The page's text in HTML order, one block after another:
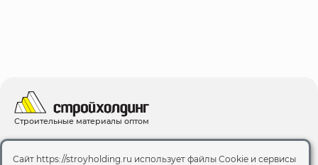
Строительные материалы оптом
Каталог Все бренды
Сайт https://stroyholding.ru использует файлы Cookie и сервисы